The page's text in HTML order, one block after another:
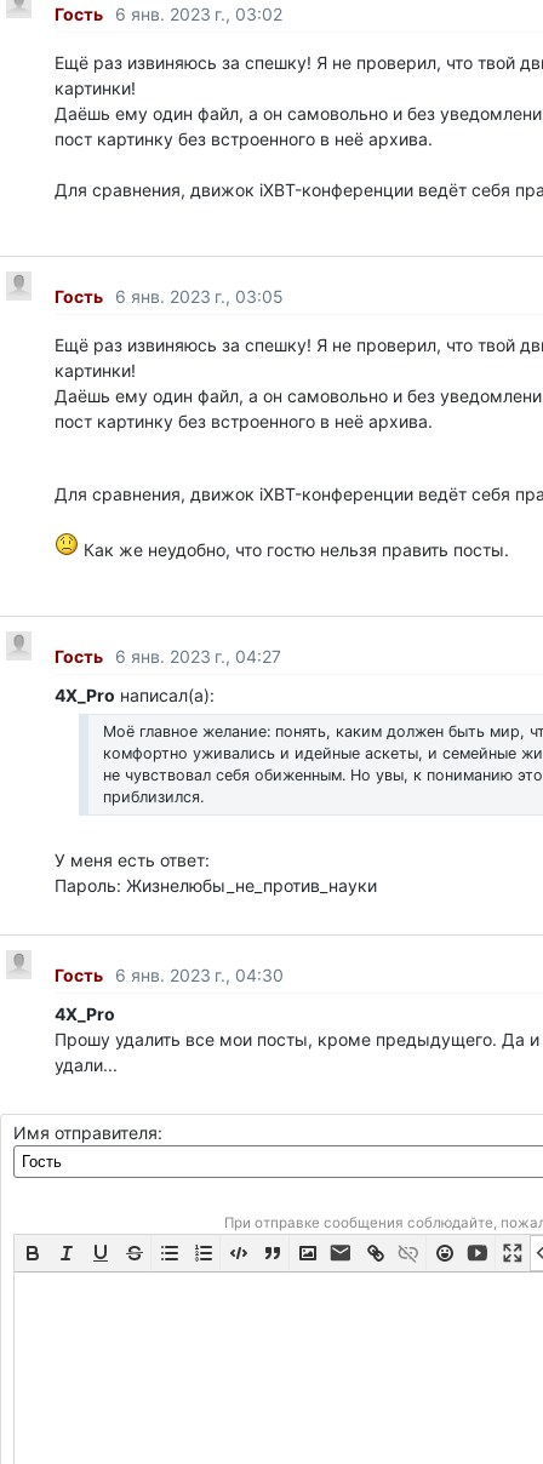
Гость 6 янв. 2023 г., 03:02
Ещё раз извиняюсь за спешку! Я не проверил, что твой
картинки!
Даёшь ему один файл, а он самовольно и без
пост картинку без встроенного в неё архива.
Для сравнения, движок iXBT-конференции ведёт себя
Гость 6 янв. 2023 г., 03:05
Ещё раз извиняюсь за спешку! Я не проверил, что твой
картинки!
Даёшь ему один файл, а он самовольно и без
пост картинку без встроенного в неё архива.
Для сравнения, движок iXBT-конференции ведёт себя
Как же неудобно, что гостю нельзя править посты.
Гость
6 янв. 2023 г., 04:27
4X_Pro написал(а):
Моё главное желание: понять, каким должен быть мир,
комфортно уживались и идейные аскеты, и семейные
не чувствовал себя обиженным. Но увы, к пониманию
приблизился.
У меня есть ответ:
Пароль: Жизнелюбы_не_против_науки
Гость
6 янв. 2023 г., 04:30
4X_Pro
Прошу удалить все мои посты, кроме предыдущего. Да
удали...
Имя отправителя:
При отправке сообщения соблюдайте,